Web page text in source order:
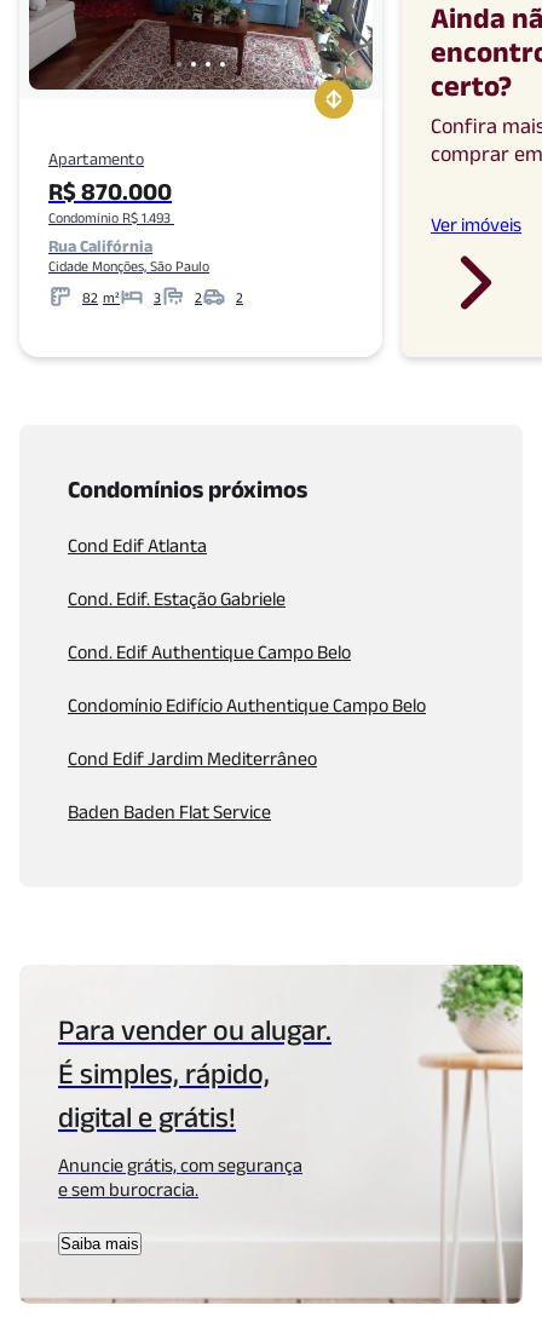
Apartamento
R$ 870.000
Condomínio R$ 1.493
Rua Califórnia
Cidade Monções, São Paulo
82 m²
Metros 3 2
Banheiros 2
Garagens
Ainda
certo?
Confira
comprar
Ver imóveis
Condomínios próximos
Cond Edif Atlanta
Cond. Edif. Estação Gabriele
Cond. Edif Authentique Campo Belo
Condomínio Edifício Authentique Campo Belo
Cond Edif Jardim Mediterrâneo
Baden Baden Flat Service
Para vender ou alugar.
É simples, rápido,
digital e grátis!
Anuncie grátis, com segurança
e sem burocracia.
Saiba mais